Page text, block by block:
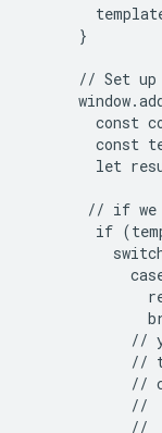
      }
// Set
const
const
let
// if
if
//
//
//
//
//